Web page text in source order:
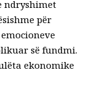
ndryshimet
për
së fundmi.
ekonomike